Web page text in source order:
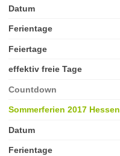
Datum
Ferientage
Feiertage
effektiv freie Tage
Countdown
Sommerferien 2017 Hessen
Datum
Ferientage